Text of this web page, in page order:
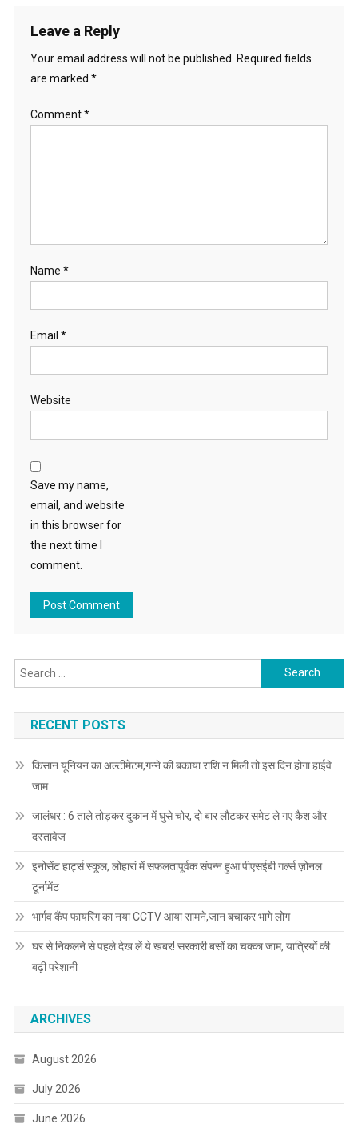
Leave a Reply
Your email address will not be published.
Required fields
are marked *
Comment*
Name *
Email *
Website
Save my name,
email, and website
in this browser for
the next time I
comment.
Search for:
RECENT POSTS
किसान यूनियन का अल्टीमेटम,गन्ने की बकाया राशि न मिली तो इस दिन होगा हाईवे
जाम
जालंधर : 6 ताले तोड़कर दुकान में घुसे चोर, दो बार लौटकर समेट ले गए कैश और
दस्तावेज
इनोसेंट हार्ट्स स्कूल, लोहारां में सफलतापूर्वक संपन्न हुआ पीएसईबी गर्ल्स ज़ोनल
टूर्नामेंट
भार्गव कैंप फायरिंग का नया CCTV आया सामने,जान बचाकर भागे लोग
घर से निकलने से पहले देख लें ये खबर! सरकारी बसों का चक्का जाम, यात्रियों की
बढ़ी परेशानी
ARCHIVES
August 2026
July 2026
June 2026